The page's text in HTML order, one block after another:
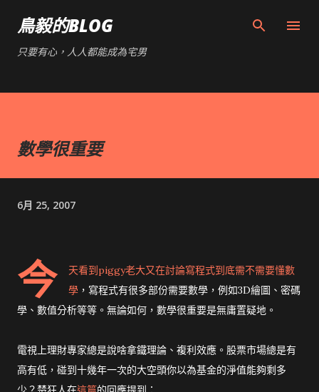
鳥毅的BLOG
只要有心，人人都能成為宅男
數學很重要
6月 25, 2007
今 天看到piggy老大又在討論寫程式到底需不需要懂數
學 ，寫程式有很多部份需要數學，例如3D繪圖、密碼
學、數值分析等等。無論如何，數學很重要是無庸置疑地。
電視上理財專家總是說啥拿鐵理論、複利效應。股票市場總是有
高有低，碰到十幾年一次的大空頭你以為基金的淨值能夠剩多